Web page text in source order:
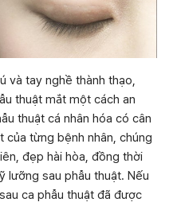
và tay nghề thành thạo,
thuật mắt một cách an
thuật cá nhân hóa có cân
của từng bệnh nhân, chúng
đẹp hài hòa, đồng thời
lưỡng sau phẫu thuật. Nếu
ca phẫu thuật đã được